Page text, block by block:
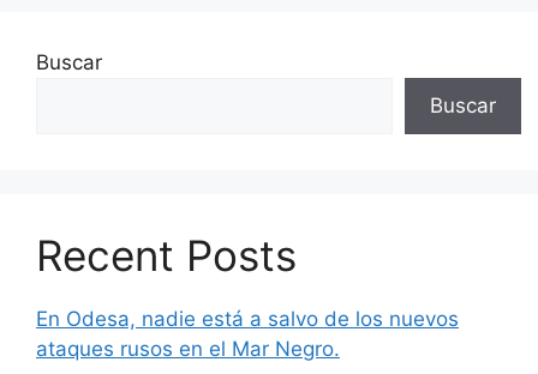
Buscar
Buscar
Recent Posts
En Odesa, nadie está a salvo de los nuevos
ataques rusos en el Mar Negro.